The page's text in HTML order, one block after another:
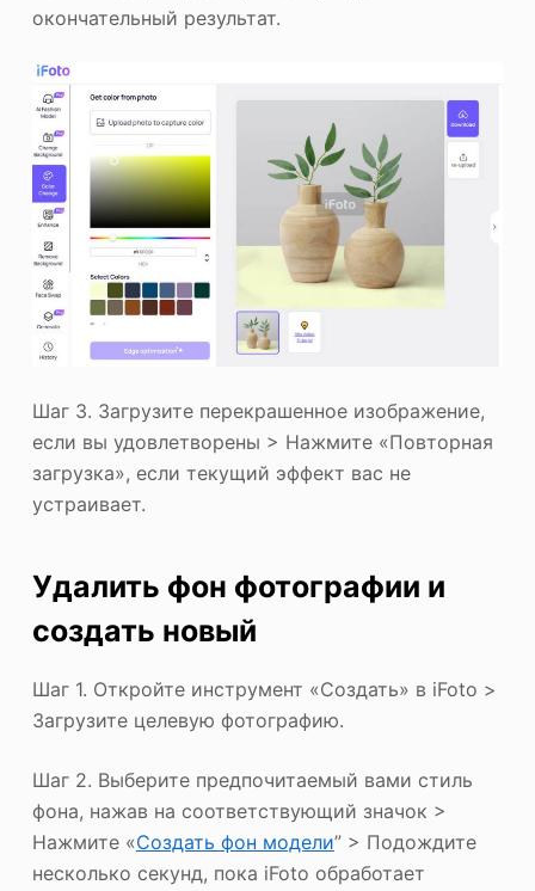
окончательный результат.
Шаг 3. Загрузите перекрашенное изображение,
если вы удовлетворены > Нажмите «Повторная
загрузка», если текущий эффект вас не
устраивает.
Удалить фон фотографии и
создать новый
Шаг 1. Откройте инструмент «Создать» в iFoto >
Загрузите целевую фотографию.
Шаг 2. Выберите предпочитаемый вами стиль
фона, нажав на соответствующий значок >
Нажмите «Создать фон модели” > Подождите
несколько секунд, пока iFoto обработает